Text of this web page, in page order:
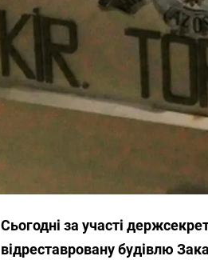
Сьогодні за участі
відреставровану будівлю